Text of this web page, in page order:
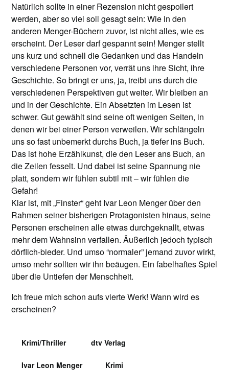
Natürlich sollte in einer Rezension nicht gespoilert
werden, aber so viel soll gesagt sein: Wie in den
anderen Menger-Büchern zuvor, ist nicht alles, wie es
erscheint. Der Leser darf gespannt sein! Menger stellt
uns kurz und schnell die Gedanken und das Handeln
verschiedene Personen vor, verrät uns ihre Sicht, ihre
Geschichte. So bringt er uns, ja, treibt uns durch die
verschiedenen Perspektiven gut weiter. Wir bleiben an
und in der Geschichte. Ein Absetzten im Lesen ist
schwer. Gut gewählt sind seine oft wenigen Seiten, in
denen wir bei einer Person verweilen. Wir schlängeln
uns so fast unbemerkt durchs Buch, ja tiefer ins Buch.
Das ist hohe Erzählkunst, die den Leser ans Buch, an
die Zeilen fesselt. Und dabei ist seine Spannung nie
platt, sondern wir fühlen subtil mit – wir fühlen die
Gefahr!
Klar ist, mit „Finster“ geht Ivar Leon Menger über den
Rahmen seiner bisherigen Protagonisten hinaus, seine
Personen erscheinen alle etwas durchgeknallt, etwas
mehr dem Wahnsinn verfallen. Äußerlich jedoch typisch
dörflich-bieder. Und umso “normaler” jemand zuvor wirkt,
umso mehr sollten wir ihn beäugen. Ein fabelhaftes Spiel
über die Untiefen der Menschheit.
Ich freue mich schon aufs vierte Werk! Wann wird es
erscheinen?
Krimi/Thriller dtv Verlag
Ivar Leon Menger Krimi